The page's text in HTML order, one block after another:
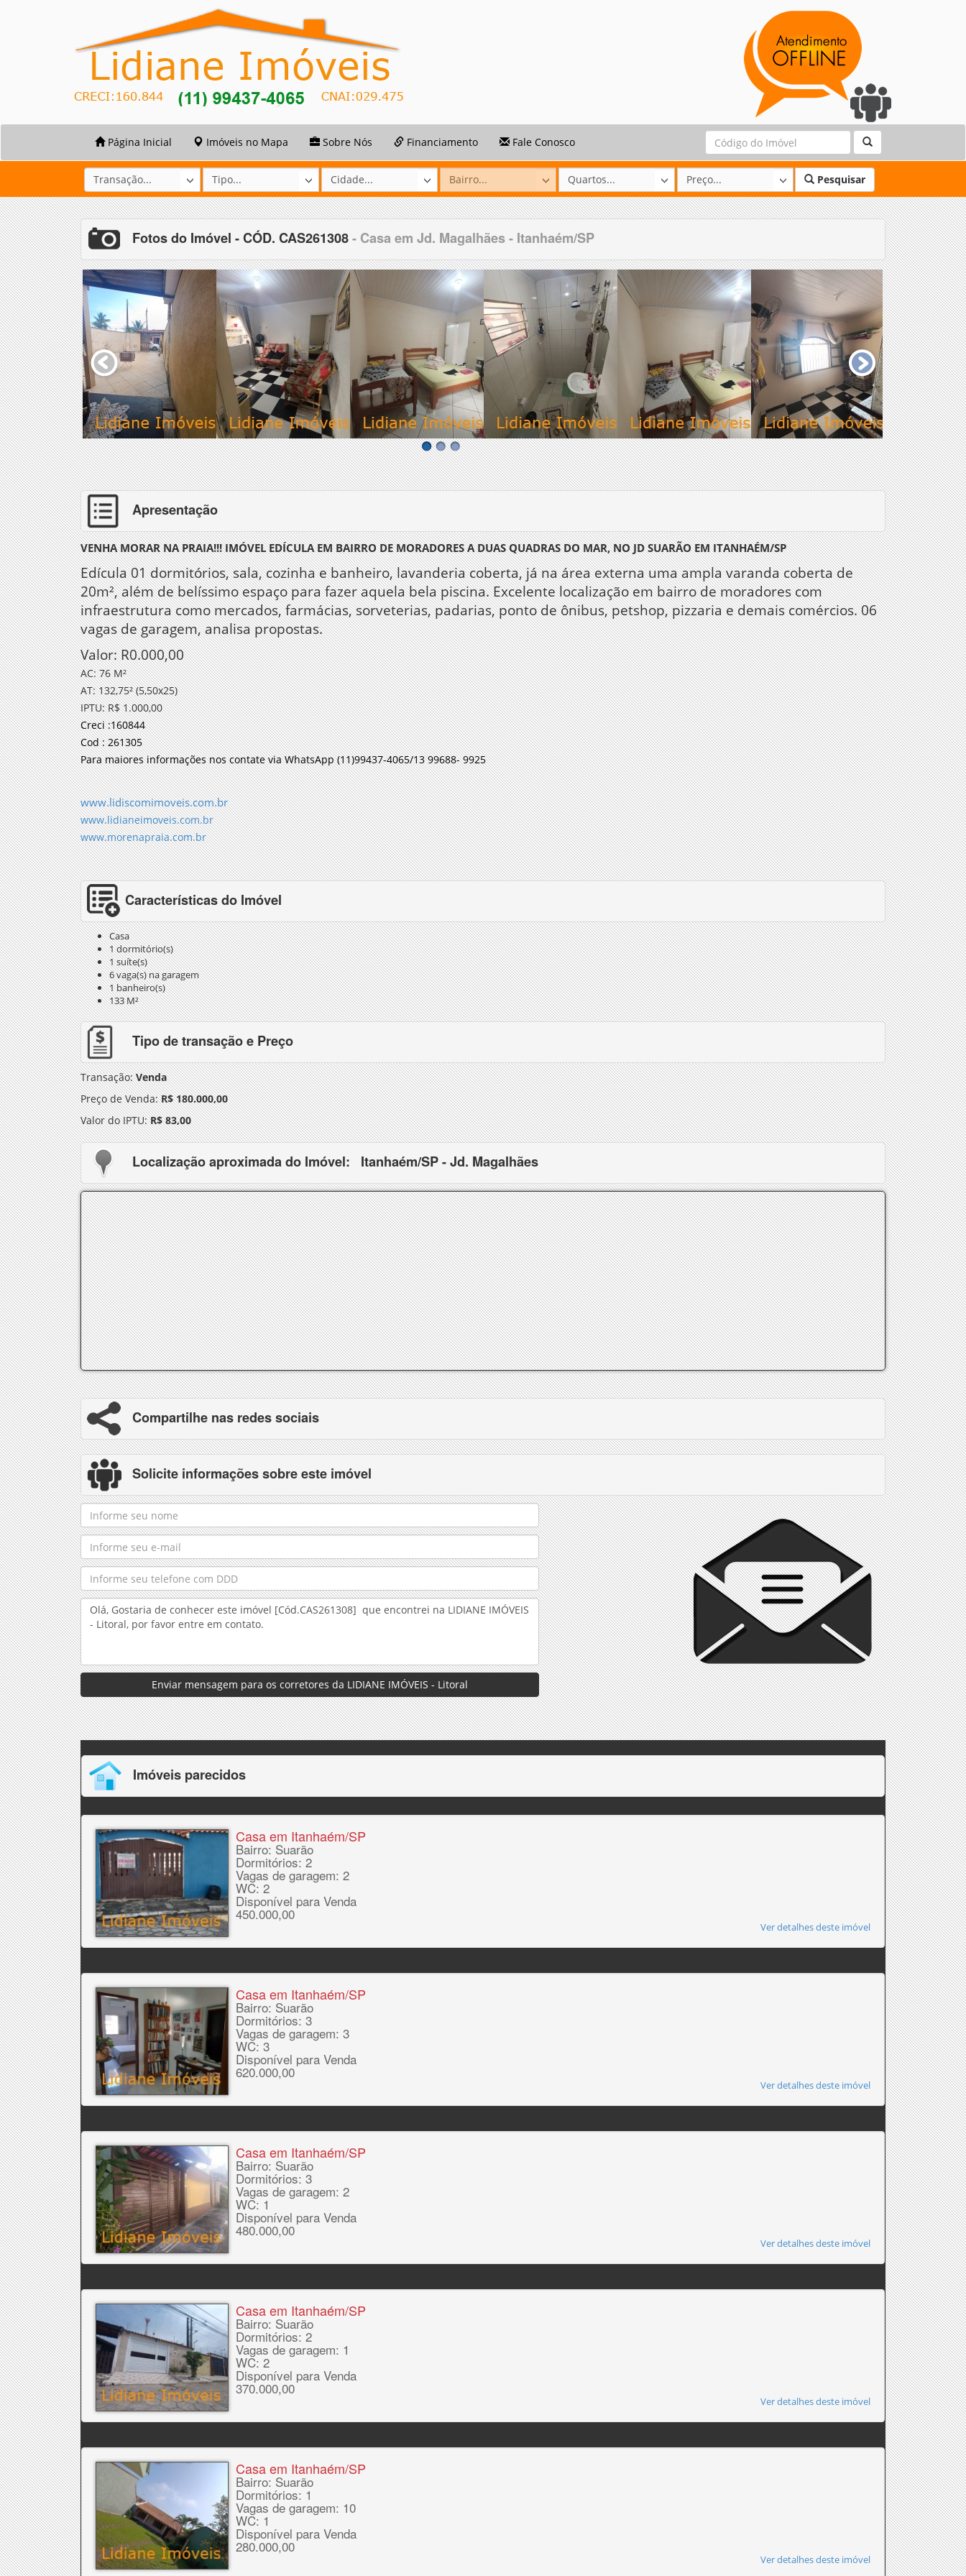
Página Inicial Imóveis no Mapa Sobre Nós Financiamento Fale Conosco
Pesquisar
Fotos do Imóvel - CÓD. CAS261308- Casa em Jd. Magalhães - Itanhaém/SP
Apresentação
VENHA MORAR NA PRAIA!!! IMÓVEL EDÍCULA EM BAIRRO DE MORADORES A DUAS QUADRAS DO MAR, NO JD SUARÃO EM ITANHAÉM/SP
Edícula 01 dormitórios, sala, cozinha e banheiro, lavanderia coberta, já na área externa uma ampla varanda coberta de
20m², além de belíssimo espaço para fazer aquela bela piscina. Excelente localização em bairro de moradores com
infraestrutura como mercados, farmácias, sorveterias, padarias, ponto de ônibus, petshop, pizzaria e demais comércios. 06
vagas de garagem, analisa propostas.
Valor: R0.000,00
AC: 76 M²
AT: 132,75² (5,50x25)
IPTU: R$ 1.000,00
Creci :160844
Cod : 261305
Para maiores informações nos contate via WhatsApp (11)99437-4065/13 99688- 9925
www.lidiscomimoveis.com.br
www.lidianeimoveis.com.br
www.morenapraia.com.br
Características do Imóvel
Casa
1 dormitório(s)
1 suíte(s)
6 vaga(s) na garagem
1 banheiro(s)
133 M²
Tipo de transação e Preço
Transação:Venda
Preço de Venda:R$ 180.000,00
Valor do IPTU:R$ 83,00
Localização aproximada do Imóvel: Itanhaém/SP - Jd. Magalhães
Compartilhe nas redes sociais
Solicite informações sobre este imóvel
Enviar mensagem para os corretores da LIDIANE IMÓVEIS - Litoral
Imóveis parecidos
Casa em Itanhaém/SP
Bairro: Suarão
Dormitórios: 2
Vagas de garagem: 2
WC: 2
Disponível para Venda
450.000,00
Ver detalhes deste imóvel
Casa em Itanhaém/SP
Bairro: Suarão
Dormitórios: 3
Vagas de garagem: 3
WC: 3
Disponível para Venda
620.000,00
Ver detalhes deste imóvel
Casa em Itanhaém/SP
Bairro: Suarão
Dormitórios: 3
Vagas de garagem: 2
WC: 1
Disponível para Venda
480.000,00
Ver detalhes deste imóvel
Casa em Itanhaém/SP
Bairro: Suarão
Dormitórios: 2
Vagas de garagem: 1
WC: 2
Disponível para Venda
370.000,00
Ver detalhes deste imóvel
Casa em Itanhaém/SP
Bairro: Suarão
Dormitórios: 1
Vagas de garagem: 10
WC: 1
Disponível para Venda
280.000,00
Ver detalhes deste imóvel